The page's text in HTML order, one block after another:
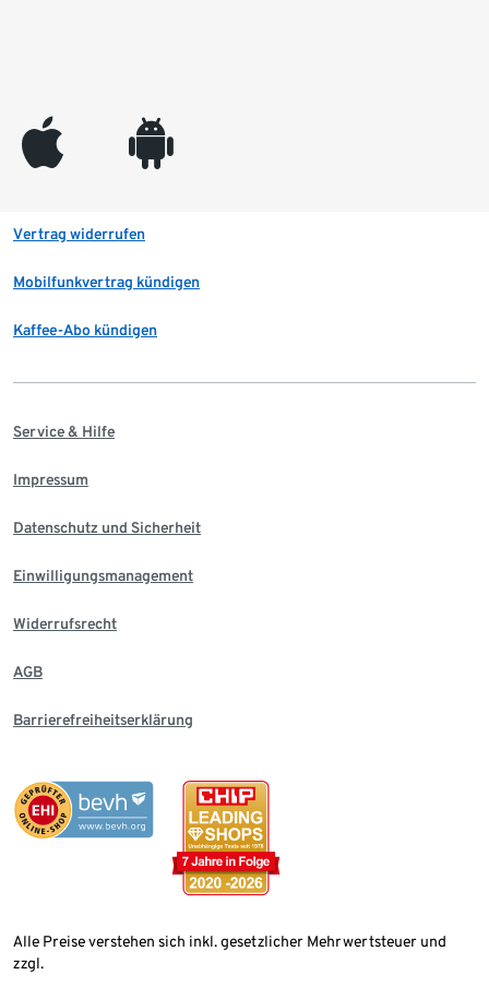
appleinc android
Vertrag widerrufen
Mobilfunkvertrag kündigen
Kaffee-Abo kündigen
Service & Hilfe
Impressum
Datenschutz und Sicherheit
Einwilligungsmanagement
Widerrufsrecht
AGB
Barrierefreiheitserklärung
Alle Preise verstehen sich inkl. gesetzlicher Mehrwertsteuer und
zzgl.